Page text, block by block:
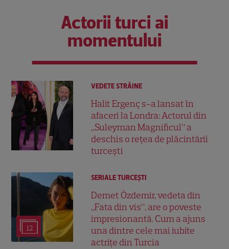
Actorii turci ai
momentului
VEDETE STRĂINE
Halit Ergenç s-a lansat în
afaceri la Londra: Actorul din
„Suleyman Magnificul” a
deschis o rețea de plăcintării
turcești
12
SERIALE TURCEŞTI
Demet Özdemir, vedeta din
„Fata din vis”, are o poveste
impresionantă. Cum a ajuns
una dintre cele mai iubite
actrițe din Turcia